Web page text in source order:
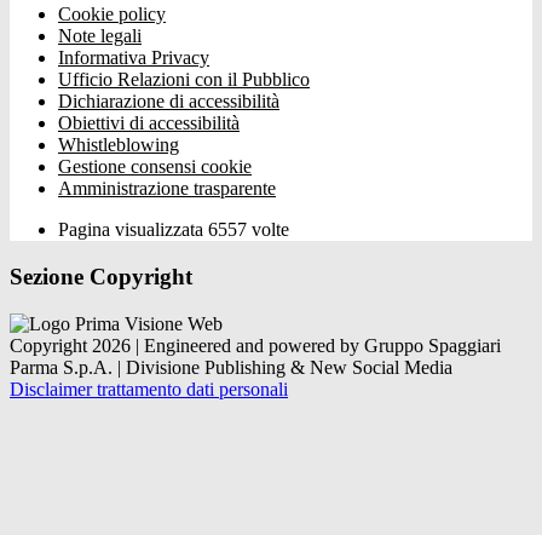
Cookie policy
Note legali
Informativa Privacy
Ufficio Relazioni con il Pubblico
Dichiarazione di accessibilità
Obiettivi di accessibilità
Whistleblowing
Gestione consensi cookie
Amministrazione trasparente
Pagina visualizzata 6557 volte
Sezione Copyright
Copyright 2026 | Engineered and powered by Gruppo Spaggiari
Parma S.p.A. | Divisione Publishing & New Social Media
Disclaimer trattamento dati personali